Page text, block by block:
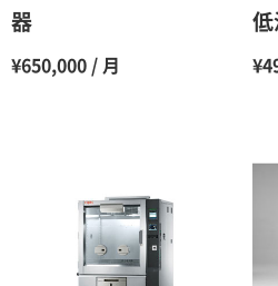
8ヶ月
12ヶ月
器
¥650,000 / 月
低